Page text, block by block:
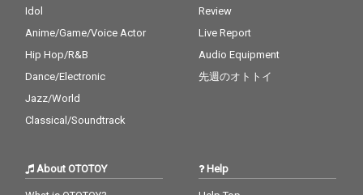
Idol
Anime/Game/Voice Actor
Hip Hop/R&B
Dance/Electronic
Jazz/World
Classical/Soundtrack
Review
Live Report
Audio Equipment
先週のオトトイ
About OTOTOY Help